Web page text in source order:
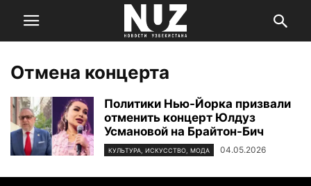
Отмена концерта
Политики Нью-Йорка призвали
отменить концерт Юлдуз
Усмановой на Брайтон-Бич
КУЛЬТУРА, ИСКУССТВО, МОДА 04.05.2026